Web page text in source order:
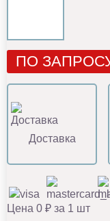
ПО
Доставка
Цена 0 ₽ за 1 шт